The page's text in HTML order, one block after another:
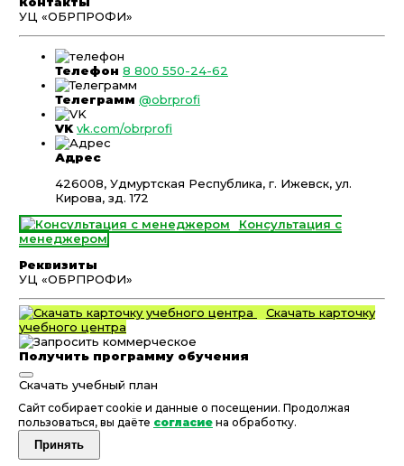
УЦ «ОБРПРОФИ»
Телефон 8 800 550-24-62
Телеграмм @obrprofi
VK vk.com/obrprofi
Адрес
426008, Удмуртская Республика, г. Ижевск, ул.
Кирова, зд. 172
Консультация с
менеджером
Реквизиты
УЦ «ОБРПРОФИ»
Скачать карточку
учебного центра
Получить программу обучения
Скачать учебный план
Сайт собирает cookie и данные о посещении. Продолжая
пользоваться, вы даёте согласие на обработку.
Принять